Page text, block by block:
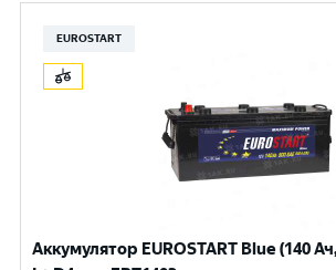
EUROSTART
Аккумулятор EUROSTART Blue (140